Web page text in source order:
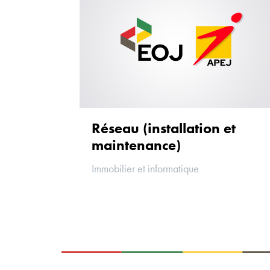
Réseau (installation et
maintenance)
Immobilier et informatique